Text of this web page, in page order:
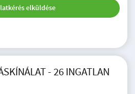
elküldése
- 26 INGATLAN